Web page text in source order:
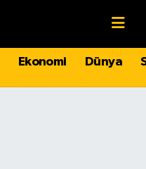
Ekonomi Dünya